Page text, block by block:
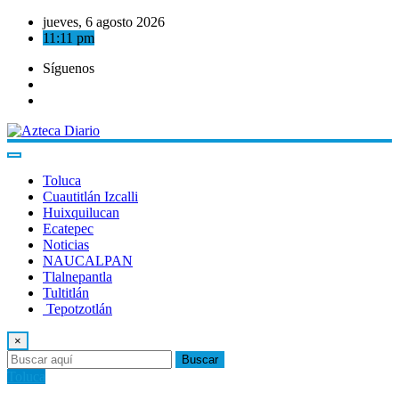
Saltar
jueves, 6 agosto 2026
11:11 pm
Síguenos
Toluca
Cuautitlán Izcalli
Huixquilucan
Ecatepec
Noticias
NAUCALPAN
Tlalnepantla
Tultitlán
Tepotzotlán
×
Buscar